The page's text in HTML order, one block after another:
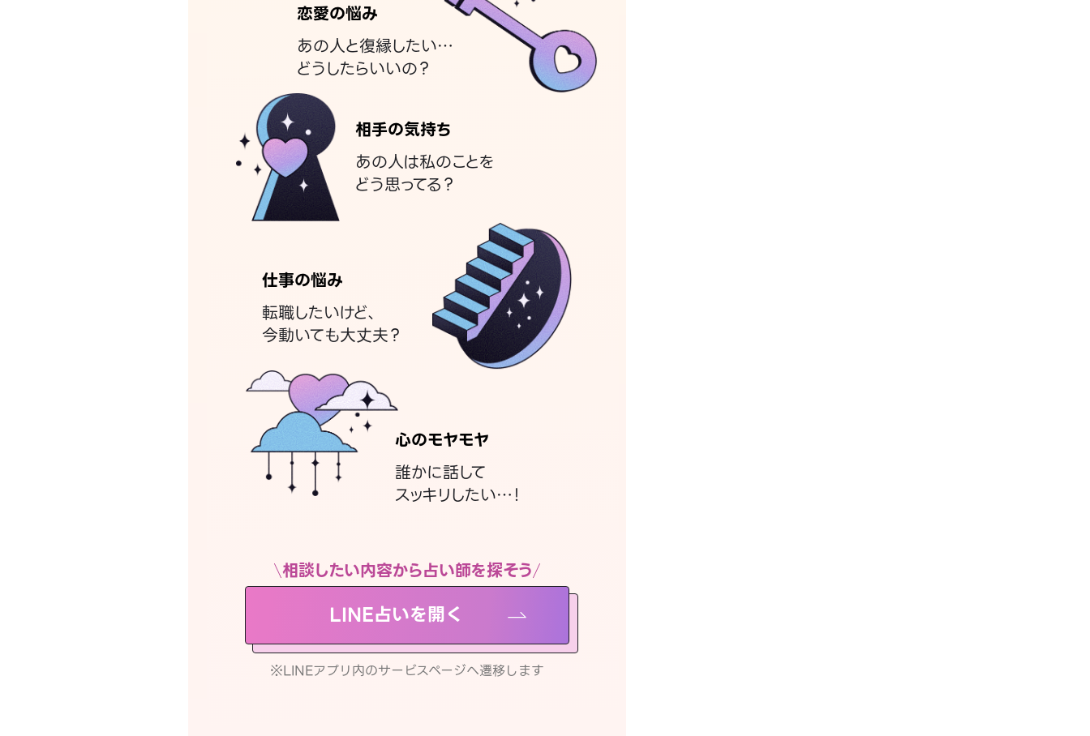
恋愛の悩み
あの人と復縁したい…
どうしたらいいの？
相手の気持ち
あの人は私のことを
どう思ってる？
仕事の悩み
転職したいけど、
今動いても大丈夫？
心のモヤモヤ
誰かに話して
スッキリしたい…！
相談したい内容から占い師を探そう
LINE占いを開く
※LINEアプリ内のサービスページへ遷移します